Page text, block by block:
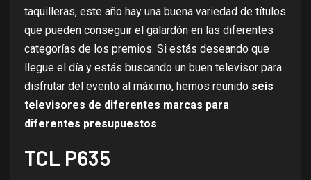
taquilleras, este año hay una buena variedad de títulos
que pueden conseguir el galardón en las diferentes
categorías de los premios. Si estás deseando que
llegue el día y estás buscando un buen televisor para
disfrutar del evento al máximo, hemos reunido seis
televisores de diferentes marcas para
diferentes presupuestos.
TCL P635